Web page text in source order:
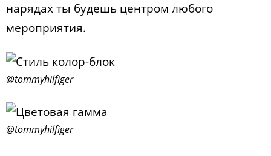
нарядах ты будешь центром любого
мероприятия.
@tommyhilfiger
@tommyhilfiger